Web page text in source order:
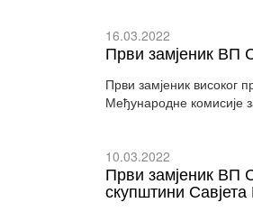
16.03.2022
Први замјеник ВП
Први замјеник високог
Међународне комисије
10.03.2022
Први замјеник ВП
скупштини